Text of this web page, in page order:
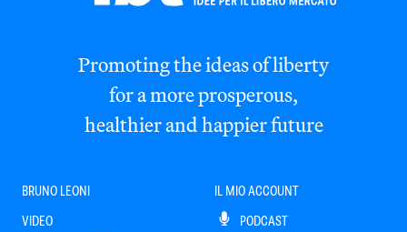
Promoting the ideas of liberty
for a more prosperous,
healthier and happier future
BRUNO LEONI
VIDEO
IL MIO ACCOUNT
PODCAST